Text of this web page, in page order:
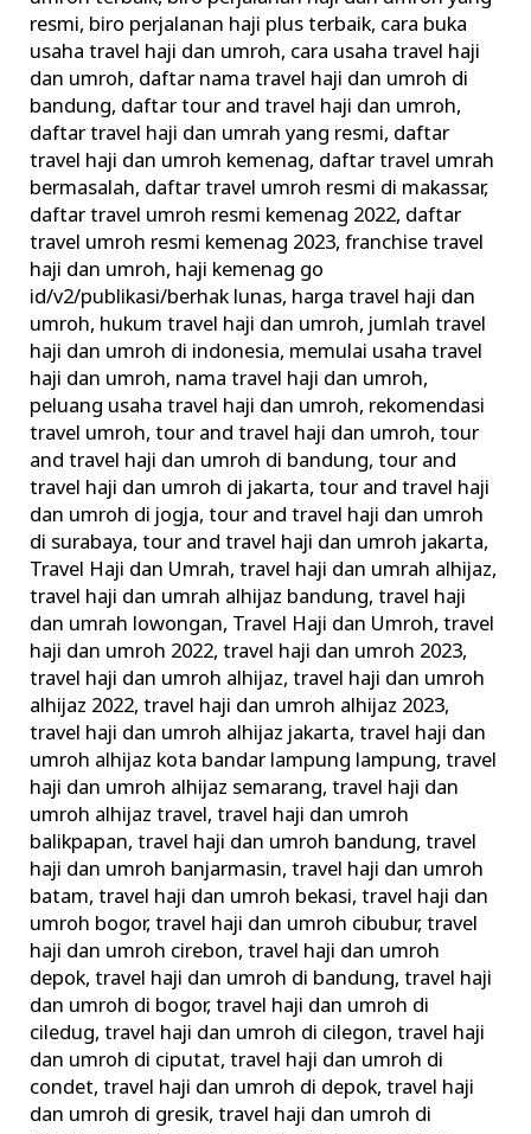
resmi, biro perjalanan haji plus terbaik, cara buka
usaha travel haji dan umroh, cara usaha travel haji
dan umroh, daftar nama travel haji dan umroh di
bandung, daftar tour and travel haji dan umroh,
daftar travel haji dan umrah yang resmi, daftar
travel haji dan umroh kemenag, daftar travel umrah
bermasalah, daftar travel umroh resmi di makassar,
daftar travel umroh resmi kemenag 2022, daftar
travel umroh resmi kemenag 2023,franchise travel
haji dan umroh, haji kemenag go
id/v2/publikasi/berhak lunas, harga travel haji dan
umroh, hukum travel haji dan umroh, jumlah travel
haji dan umroh di indonesia, memulai usaha travel
haji dan umroh, nama travel haji dan umroh,
peluang usaha travel haji dan umroh, rekomendasi
travel umroh,tour and travel haji dan umroh,tour
and travel haji dan umroh di bandung,tour and
travel haji dan umroh di jakarta,tour and travel haji
dan umroh di jogja,tour and travel haji dan umroh
di surabaya,tour and travel haji dan umroh jakarta,
Travel Haji dan Umrah,travel haji dan umrah alhijaz,
travel haji dan umrah alhijaz bandung,travel haji
dan umrah lowongan, Travel Haji dan Umroh,travel
haji dan umroh 2022,travel haji dan umroh 2023,
travel haji dan umroh alhijaz,travel haji dan umroh
alhijaz 2022,travel haji dan umroh alhijaz 2023,
travel haji dan umroh alhijaz jakarta,travel haji dan
umroh alhijaz kota bandar lampung lampung,travel
haji dan umroh alhijaz semarang,travel haji dan
umroh alhijaz travel,travel haji dan umroh
balikpapan,travel haji dan umroh bandung,travel
haji dan umroh banjarmasin,travel haji dan umroh
batam,travel haji dan umroh bekasi,travel haji dan
umroh bogor,travel haji dan umroh cibubur,travel
haji dan umroh cirebon,travel haji dan umroh
depok,travel haji dan umroh di bandung,travel haji
dan umroh di bogor,travel haji dan umroh di
ciledug,travel haji dan umroh di cilegon,travel haji
dan umroh di ciputat,travel haji dan umroh di
condet,travel haji dan umroh di depok,travel haji
dan umroh di gresik,travel haji dan umroh di
Umroh
Ilegal
Urus
Perizinan